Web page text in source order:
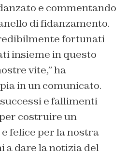
e commentando
di fidanzamento.
fortunati
insieme in questo
vite,”ha
in un comunicato.
e fallimenti
costruire un
felice per la nostra
a dare la notizia del